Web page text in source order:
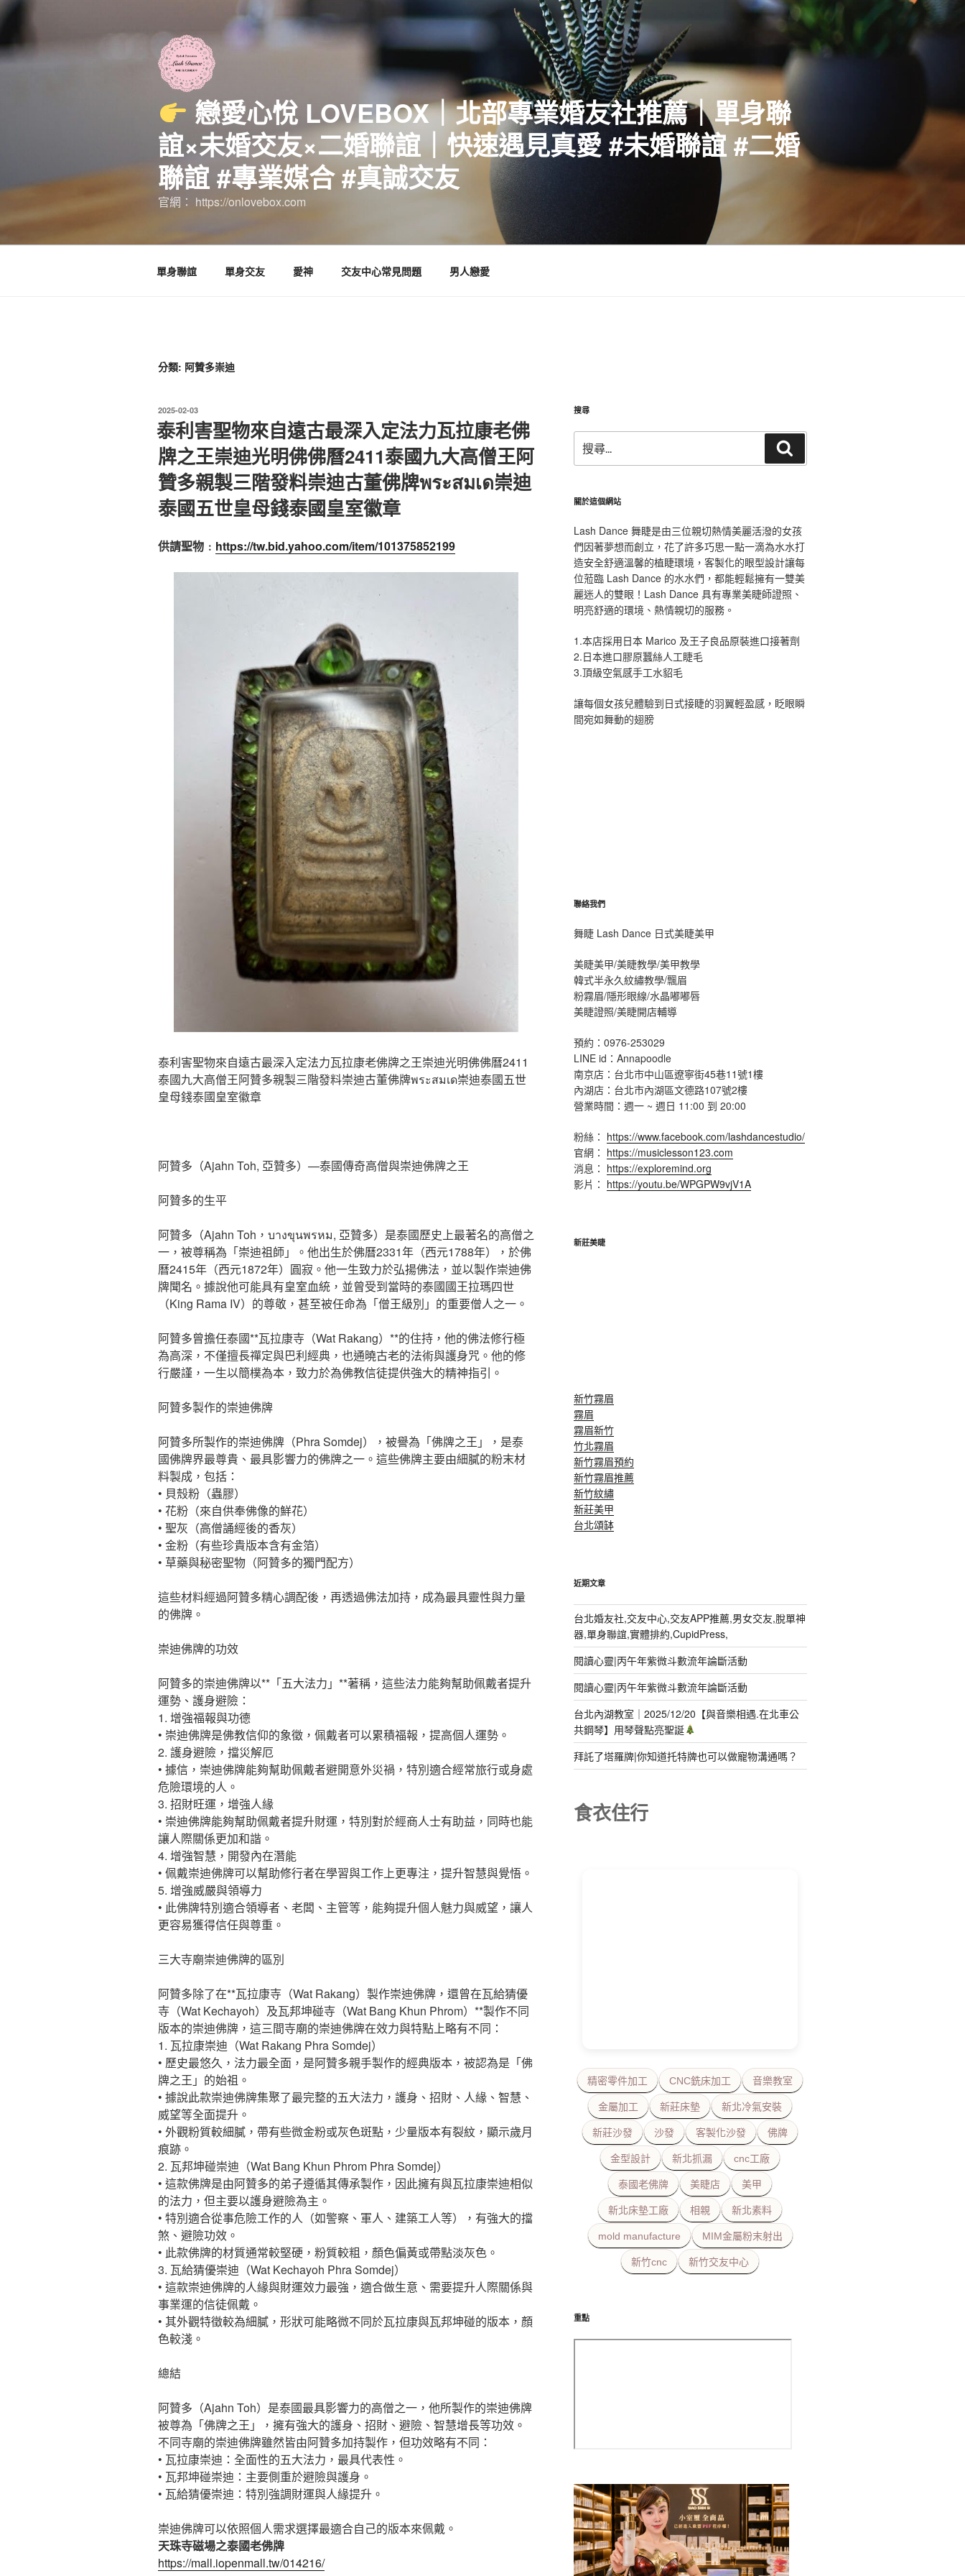
跳
至
主
要
戀愛心悅 LOVEBOX｜北部專業婚友社推薦｜單身聯
誼×未婚交友×二婚聯誼｜快速遇見真愛 #未婚聯誼 #二婚
聯誼 #專業媒合 #真誠交友
官網： https://onlovebox.com
單身聯誼 單身交友 愛神 交友中心常見問題 男人戀愛
分類: 阿贊多崇迪
發
佈
於
2025-02-03
泰利害聖物來自遠古最深入定法力瓦拉康老佛
牌之王崇迪光明佛佛曆2411泰國九大高僧王阿
贊多親製三階發料崇迪古董佛牌พระสมเด崇迪
泰國五世皇母錢泰國皇室徽章
供請聖物﹕ https://tw.bid.yahoo.com/item/101375852199
泰利害聖物來自遠古最深入定法力瓦拉康老佛牌之王崇迪光明佛佛曆2411
泰國九大高僧王阿贊多親製三階發料崇迪古董佛牌พระสมเด崇迪泰國五世
皇母錢泰國皇室徽章
阿贊多（Ajahn Toh, 亞贊多）—泰國傳奇高僧與崇迪佛牌之王
阿贊多的生平
阿贊多（Ajahn Toh，บางขุนพรหม, 亞贊多）是泰國歷史上最著名的高僧之
一，被尊稱為「崇迪祖師」。他出生於佛曆2331年（西元1788年），於佛
曆2415年（西元1872年）圓寂。他一生致力於弘揚佛法，並以製作崇迪佛
牌聞名。據說他可能具有皇室血統，並曾受到當時的泰國國王拉瑪四世
（King Rama IV）的尊敬，甚至被任命為「僧王級別」的重要僧人之一。
阿贊多曾擔任泰國**瓦拉康寺（Wat Rakang）**的住持，他的佛法修行極
為高深，不僅擅長禪定與巴利經典，也通曉古老的法術與護身咒。他的修
行嚴謹，一生以簡樸為本，致力於為佛教信徒提供強大的精神指引。
阿贊多製作的崇迪佛牌
阿贊多所製作的崇迪佛牌（Phra Somdej），被譽為「佛牌之王」，是泰
國佛牌界最尊貴、最具影響力的佛牌之一。這些佛牌主要由細膩的粉末材
料製成，包括：
• 貝殼粉（蟲膠）
• 花粉（來自供奉佛像的鮮花）
• 聖灰（高僧誦經後的香灰）
• 金粉（有些珍貴版本含有金箔）
• 草藥與秘密聖物（阿贊多的獨門配方）
這些材料經過阿贊多精心調配後，再透過佛法加持，成為最具靈性與力量
的佛牌。
崇迪佛牌的功效
阿贊多的崇迪佛牌以**「五大法力」**著稱，這些法力能夠幫助佩戴者提升
運勢、護身避險：
1. 增強福報與功德
• 崇迪佛牌是佛教信仰的象徵，佩戴者可以累積福報，提高個人運勢。
2. 護身避險，擋災解厄
• 據信，崇迪佛牌能夠幫助佩戴者避開意外災禍，特別適合經常旅行或身處
危險環境的人。
3. 招財旺運，增強人緣
• 崇迪佛牌能夠幫助佩戴者提升財運，特別對於經商人士有助益，同時也能
讓人際關係更加和諧。
4. 增強智慧，開發內在潛能
• 佩戴崇迪佛牌可以幫助修行者在學習與工作上更專注，提升智慧與覺悟。
5. 增強威嚴與領導力
• 此佛牌特別適合領導者、老闆、主管等，能夠提升個人魅力與威望，讓人
更容易獲得信任與尊重。
三大寺廟崇迪佛牌的區別
阿贊多除了在**瓦拉康寺（Wat Rakang）製作崇迪佛牌，還曾在瓦給猜優
寺（Wat Kechayoh）及瓦邦坤碰寺（Wat Bang Khun Phrom）**製作不同
版本的崇迪佛牌，這三間寺廟的崇迪佛牌在效力與特點上略有不同：
1. 瓦拉康崇迪（Wat Rakang Phra Somdej）
• 歷史最悠久，法力最全面，是阿贊多親手製作的經典版本，被認為是「佛
牌之王」的始祖。
• 據說此款崇迪佛牌集聚了最完整的五大法力，護身、招財、人緣、智慧、
威望等全面提升。
• 外觀粉質較細膩，帶有些微金粉或灰色斑點，少量版本有裂紋，顯示歲月
痕跡。
2. 瓦邦坤碰崇迪（Wat Bang Khun Phrom Phra Somdej）
• 這款佛牌是由阿贊多的弟子遵循其傳承製作，因此擁有與瓦拉康崇迪相似
的法力，但主要以護身避險為主。
• 特別適合從事危險工作的人（如警察、軍人、建築工人等），有強大的擋
煞、避險功效。
• 此款佛牌的材質通常較堅硬，粉質較粗，顏色偏黃或帶點淡灰色。
3. 瓦給猜優崇迪（Wat Kechayoh Phra Somdej）
• 這款崇迪佛牌的人緣與財運效力最強，適合做生意、需要提升人際關係與
事業運的信徒佩戴。
• 其外觀特徵較為細膩，形狀可能略微不同於瓦拉康與瓦邦坤碰的版本，顏
色較淺。
總結
阿贊多（Ajahn Toh）是泰國最具影響力的高僧之一，他所製作的崇迪佛牌
被尊為「佛牌之王」，擁有強大的護身、招財、避險、智慧增長等功效。
不同寺廟的崇迪佛牌雖然皆由阿贊多加持製作，但功效略有不同：
• 瓦拉康崇迪：全面性的五大法力，最具代表性。
• 瓦邦坤碰崇迪：主要側重於避險與護身。
• 瓦給猜優崇迪：特別強調財運與人緣提升。
崇迪佛牌可以依照個人需求選擇最適合自己的版本來佩戴。
天珠寺磁場之泰國老佛牌
https://mall.iopenmall.tw/014216/
搜尋
尋
關
字:
尋
關於這個網站
Lash Dance 舞睫是由三位親切熱情美麗活潑的女孩
們因著夢想而創立，花了許多巧思一點一滴為水水打
造安全舒適溫馨的植睫環境，客製化的眼型設計讓每
位蒞臨 Lash Dance 的水水們，都能輕鬆擁有一雙美
麗迷人的雙眼！Lash Dance 具有專業美睫師證照、
明亮舒適的環境、熱情親切的服務。
1.本店採用日本 Marico 及王子良品原裝進口接著劑
2.日本進口膠原蠶絲人工睫毛
3.頂級空氣感手工水貂毛
讓每個女孩兒體驗到日式接睫的羽翼輕盈感，眨眼瞬
間宛如舞動的翅膀
聯絡我們
舞睫 Lash Dance 日式美睫美甲
美睫美甲/美睫教學/美甲教學
韓式半永久紋繡教學/飄眉
粉霧眉/隱形眼線/水晶嘟嘟唇
美睫證照/美睫開店輔導
預約：0976-253029
LINE id：Annapoodle
南京店：台北市中山區遼寧街45巷11號1樓
內湖店：台北市內湖區文德路107號2樓
營業時間：週一 ~ 週日 11:00 到 20:00
粉絲： https://www.facebook.com/lashdancestudio/
官網： https://musiclesson123.com
消息： https://exploremind.org
影片： https://youtu.be/WPGPW9vjV1A
新莊美睫
新竹霧眉
霧眉
霧眉新竹
竹北霧眉
新竹霧眉預約
新竹霧眉推薦
新竹紋繡
新莊美甲
台北頌缽
近期文章
台北婚友社,交友中心,交友APP推薦,男女交友,脫單神
器,單身聯誼,實體排約,CupidPress,
閱讀心靈|丙午年紫微斗數流年論斷活動
閱讀心靈|丙午年紫微斗數流年論斷活動
台北內湖教室｜2025/12/20【與音樂相遇.在北車公
共鋼琴】用琴聲點亮聖誕
拜託了塔羅牌|你知道托特牌也可以做寵物溝通嗎？
食衣住行
精密零件加工 CNC銑床加工 音樂教室
金屬加工 新莊床墊 新北冷氣安裝
新莊沙發 沙發 客製化沙發 佛牌
金型設計 新北抓漏 cnc工廠
泰國老佛牌 美睫店 美甲
新北床墊工廠 相親 新北素料
mold manufacture MIM金屬粉末射出
新竹cnc 新竹交友中心
重點